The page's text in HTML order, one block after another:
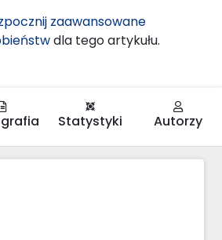
zaawansowane
dla tego artykułu.
Statystyki Autorzy